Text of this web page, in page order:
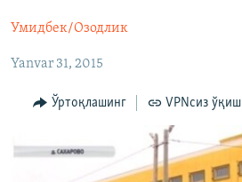
ИЖТИМОИЙ ТАРМОҚЛАР
Озодлик бошқа тилларда
Умидбек/Озодлик
Yanvar 31, 2015
Ўртоқлашинг VPNсиз ўқиш